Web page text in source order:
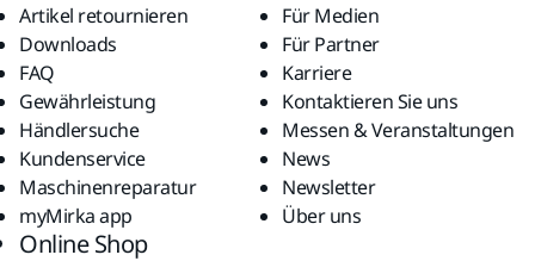
Artikel retournieren
Downloads
FAQ
Gewährleistung
Händlersuche
Kundenservice
Maschinenreparatur
myMirka app
Für Medien
Für Partner
Karriere
Kontaktieren Sie uns
Messen & Veranstaltungen
News
Newsletter
Über uns
Online Shop